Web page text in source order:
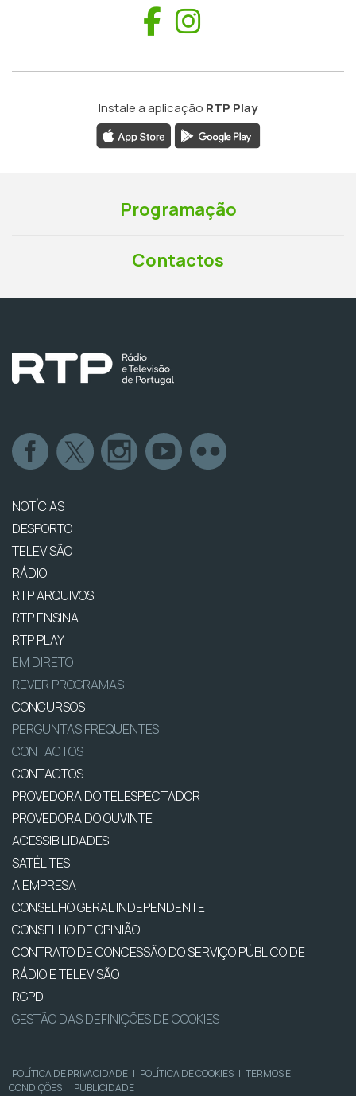
Facebook
Instale a aplicação RTP Play
Programação
Contactos
NOTÍCIAS
DESPORTO
TELEVISÃO
RÁDIO
RTP ARQUIVOS
RTP ENSINA
RTP PLAY
EM DIRETO
REVER PROGRAMAS
CONCURSOS
PERGUNTAS FREQUENTES
CONTACTOS
CONTACTOS
PROVEDORA DO TELESPECTADOR
PROVEDORA DO OUVINTE
ACESSIBILIDADES
SATÉLITES
A EMPRESA
CONSELHO GERAL INDEPENDENTE
CONSELHO DE OPINIÃO
CONTRATO DE CONCESSÃO DO SERVIÇO PÚBLICO DE
RÁDIO E TELEVISÃO
RGPD
GESTÃO DAS DEFINIÇÕES DE COOKIES
POLÍTICA DE PRIVACIDADE | POLÍTICA DE COOKIES | TERMOS E
CONDIÇÕES | PUBLICIDADE